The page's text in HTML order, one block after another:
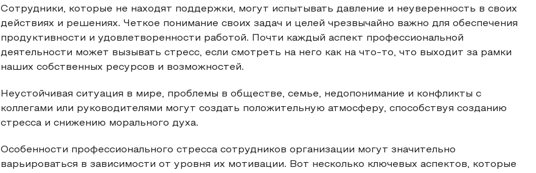
Сотрудники, которые не находят поддержки, могут испытывать давление и неуверенность в своих
действиях и решениях. Четкое понимание своих задач и целей чрезвычайно важно для обеспечения
продуктивности и удовлетворенности работой. Почти каждый аспект профессиональной
деятельности может вызывать стресс, если смотреть на него как на что-то, что выходит за рамки
наших собственных ресурсов и возможностей.
Неустойчивая ситуация в мире, проблемы в обществе, семье, недопонимание и конфликты с
коллегами или руководителями могут создать положительную атмосферу, способствуя созданию
стресса и снижению морального духа.
Особенности профессионального стресса сотрудников организации могут значительно
варьироваться в зависимости от уровня их мотивации. Вот несколько ключевых аспектов, которые